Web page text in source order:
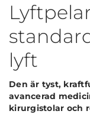
lyft
Den är tyst,
avancerad
kirurgistolar och